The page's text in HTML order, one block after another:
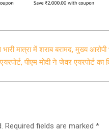
मात्रा में शराब बरामद, मुख्य आरोपी
पीएम मोदी ने जेवर एयरपोर्ट का
Required fields are marked *